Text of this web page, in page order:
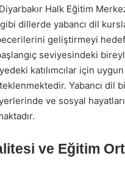
Halk Eğitim
dillerde yabancı dil
becerilerini geliştirmeyi
seviyesindeki
katılımcılar için uygun
Yabancı dil
ve sosyal
ve Eğitim